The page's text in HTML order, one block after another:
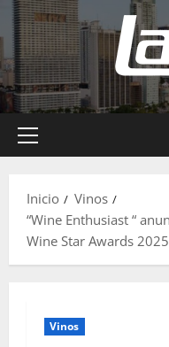
Inicio
Vinos
“Wine Enthusiast “
Wine Star Awards
Vinos